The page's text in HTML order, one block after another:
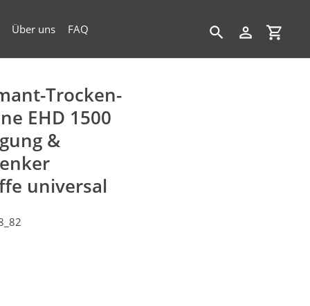
Über uns FAQ
SuchenEinloggen
Trocken-
EHD 1500
&
universal